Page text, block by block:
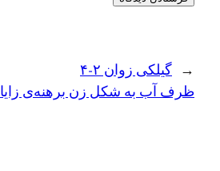
←
گیلکی زوان ۲-۴
ظرف آب به شکل زن برهنه‌ی زایا